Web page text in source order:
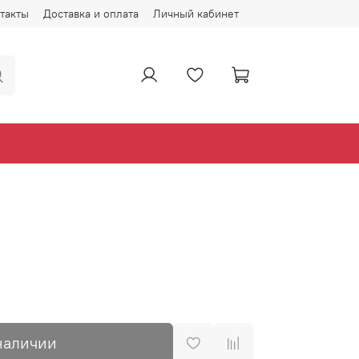
Доставка и оплата Личный кабинет